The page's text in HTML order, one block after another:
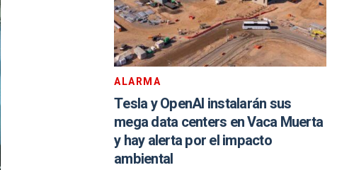
ALARMA
Tesla y OpenAI instalarán sus
mega data centers en Vaca Muerta
y hay alerta por el impacto
ambiental